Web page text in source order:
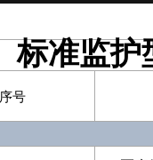
标准监护
序号